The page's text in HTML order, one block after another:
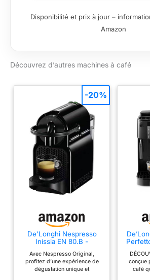
EN510.B
Disponibilité et prix à jour –
Amazon
Découvrez d’autres machines à café
De'Longhi Nespresso
Inissia EN 80.B -
Avec Nespresso Original,
profitez d’une expérience de
dégustation unique et
-20%
conçue
café